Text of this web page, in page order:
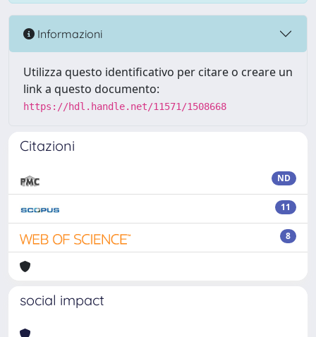
Informazioni
Utilizza questo identificativo per citare o creare un
link a questo documento:
https://hdl.handle.net/11571/1508668
Citazioni
ND
11
8
social impact